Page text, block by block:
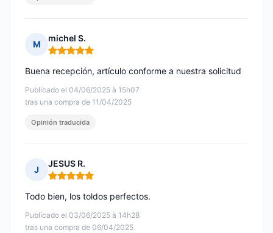
M
michel S.
Nota: 5 de 5
Publicado el 04/06/2025 à 15h07
tras una compra de 11/04/2025
Buena recepción, artículo conforme a nuestra solicitud
Opinión traducida
J
JESUS R.
Nota: 5 de 5
Publicado el 03/06/2025 à 14h28
tras una compra de 06/04/2025
Todo bien, los toldos perfectos.